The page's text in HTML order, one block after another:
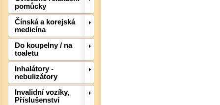
pomůcky
Čínská a korejská
medicína
Do koupelny / na
toaletu
Inhalátory -
nebulizátory
Invalidní vozíky,
Příslušenství